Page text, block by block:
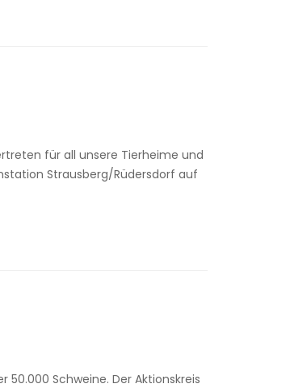
für all unsere Tierheime und
Strausberg/Rüdersdorf auf
Schweine. Der Aktionskreis